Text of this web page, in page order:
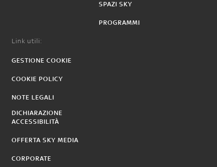
SPAZI SKY
PROGRAMMI
Link utili:
GESTIONE COOKIE
COOKIE POLICY
NOTE LEGALI
DICHIARAZIONE
ACCESSIBILITÀ
OFFERTA SKY MEDIA
CORPORATE